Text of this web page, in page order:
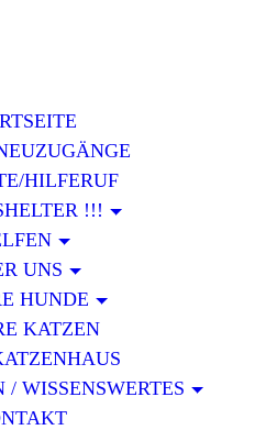
HILFERUF
!!!
UNS
HUNDE
KATZEN
WISSENSWERTES